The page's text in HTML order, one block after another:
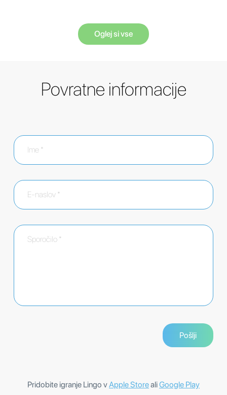
Oglej si vse
Povratne informacije
Pridobite igranje Lingo vApple StorealiGoogle Play